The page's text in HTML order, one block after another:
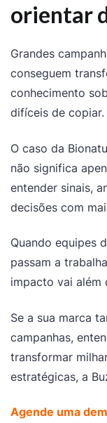
orientar
Grandes
conseguem
conhecimento
difíceis de copiar.
O caso da
não significa
entender sinais,
decisões com
Quando equipes
passam a
impacto vai além
Se a sua marca
campanhas,
transformar
estratégicas, a
Agende uma